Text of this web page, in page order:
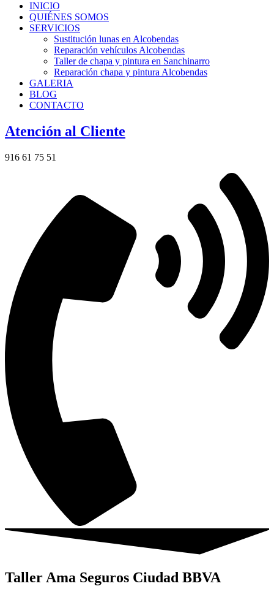
INICIO
QUIÉNES SOMOS
SERVICIOS
Sustitución lunas en Alcobendas
Reparación vehículos Alcobendas
Taller de chapa y pintura en Sanchinarro
Reparación chapa y pintura Alcobendas
GALERIA
BLOG
CONTACTO
Atención al Cliente
916 61 75 51
Taller Ama Seguros Ciudad BBVA